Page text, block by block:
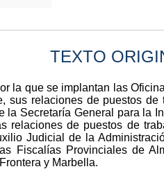
TEXTO
la que se implantan las
sus relaciones de puestos
la Secretaría General para la
relaciones de puestos de
Judicial de la
Fiscalías Provinciales de
y Marbella.